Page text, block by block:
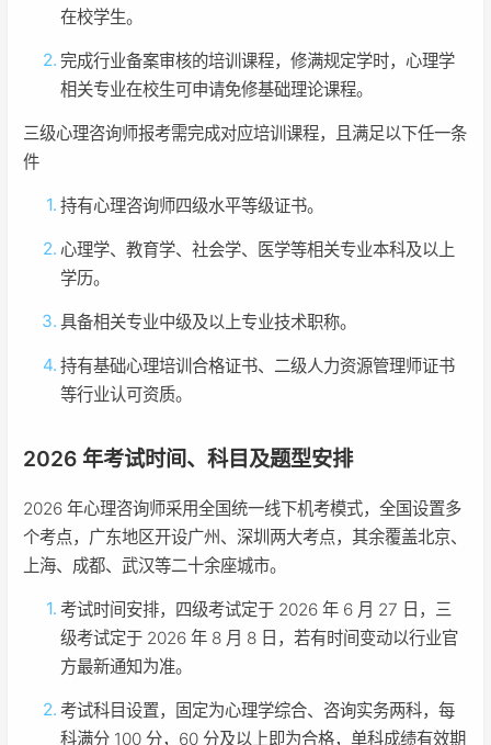
在校学生。
完成行业备案审核的培训课程，修满规定学时，心理学
相关专业在校生可申请免修基础理论课程。
三级心理咨询师报考需完成对应培训课程，且满足以下任一条
件
持有心理咨询师四级水平等级证书。
心理学、教育学、社会学、医学等相关专业本科及以上
学历。
具备相关专业中级及以上专业技术职称。
持有基础心理培训合格证书、二级人力资源管理师证书
等行业认可资质。
2026 年考试时间、科目及题型安排
2026 年心理咨询师采用全国统一线下机考模式，全国设置多
个考点，广东地区开设广州、深圳两大考点，其余覆盖北京、
上海、成都、武汉等二十余座城市。
考试时间安排，四级考试定于 2026 年 6 月 27 日，三
级考试定于 2026 年 8 月 8 日，若有时间变动以行业官
方最新通知为准。
考试科目设置，固定为心理学综合、咨询实务两科，每
科满分 100 分，60 分及以上即为合格，单科成绩有效期